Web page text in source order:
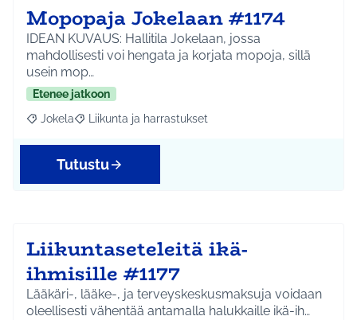
Mopopaja Jokelaan #1174
IDEAN KUVAUS: Hallitila Jokelaan, jossa
mahdollisesti voi hengata ja korjata mopoja, sillä
usein mop…
Etenee jatkoon
Rajaa tulokset aihepiirin mukaan: Jokela
Jokela Rajaa tulokset teeman mukaan: Liikunta ja
Liikunta ja harrastukset
Tutustu
Liikuntaseteleitä ikä-
ihmisille #1177
Lääkäri-, lääke-, ja terveyskeskusmaksuja voidaan
oleellisesti vähentää antamalla halukkaille ikä-ih…